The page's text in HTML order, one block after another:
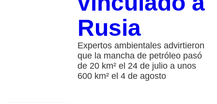
Rusia
Expertos ambientales advirtieron
que la mancha de petróleo pasó
de 20 km² el 24 de julio a unos
600 km² el 4 de agosto